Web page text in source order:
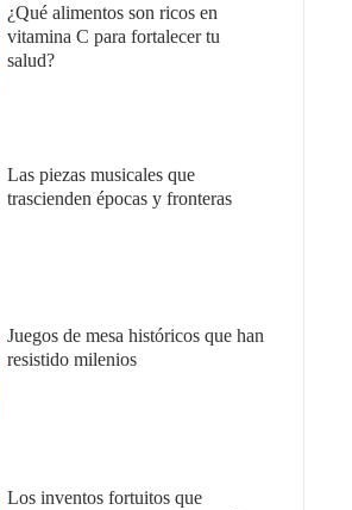
¿Qué alimentos son ricos en
vitamina C para fortalecer tu
salud?
Las piezas musicales que
trascienden épocas y fronteras
Juegos de mesa históricos que han
resistido milenios
Los inventos fortuitos que